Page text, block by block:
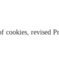
revised